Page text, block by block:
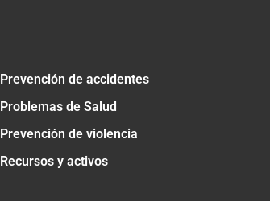
Prevención de accidentes
Problemas de Salud
Prevención de violencia
Recursos y activos